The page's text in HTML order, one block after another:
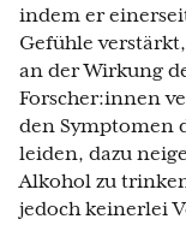
indem er
Gefühle
an der Wirkung
Forscher:innen
den Symptomen
leiden, dazu
Alkohol zu
jedoch keinerlei